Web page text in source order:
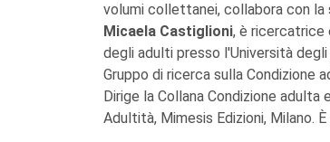
volumi collettanei, collabora con la
Micaela Castiglioni, è ricercatrice
degli adulti presso l'Università
Gruppo di ricerca sulla Condizione
Dirige la Collana Condizione adulta
Adultità, Mimesis Edizioni, Milano.